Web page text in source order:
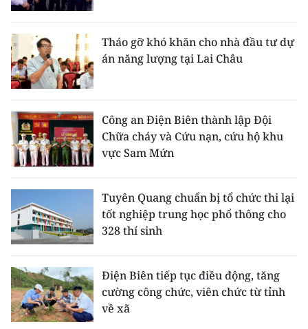
Tháo gỡ khó khăn cho nhà đầu tư dự
án năng lượng tại Lai Châu
Công an Điện Biên thành lập Đội
Chữa cháy và Cứu nạn, cứu hộ khu
vực Sam Mứn
Tuyên Quang chuẩn bị tổ chức thi lại
tốt nghiệp trung học phổ thông cho
328 thí sinh
Điện Biên tiếp tục điều động, tăng
cường công chức, viên chức từ tỉnh
về xã